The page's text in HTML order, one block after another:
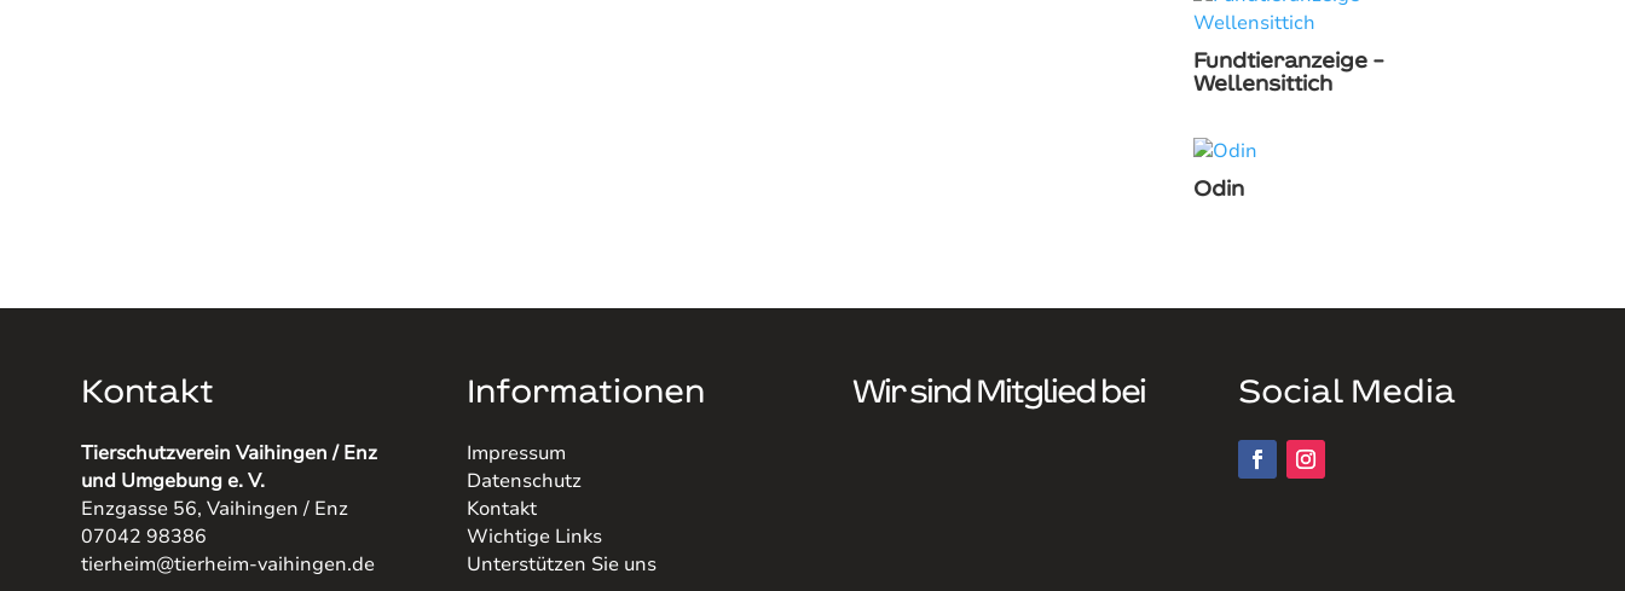
Fundtieranzeige –
Wellensittich
Odin
Kontakt
Tierschutzverein Vaihingen / Enz
und Umgebung e. V.
Enzgasse 56, Vaihingen / Enz
07042 98386
tierheim@tierheim-vaihingen.de
Informationen
Impressum
Datenschutz
Kontakt
Wichtige Links
Unterstützen Sie uns
Wir sind Mitglied bei Social Media